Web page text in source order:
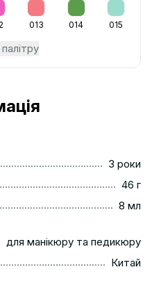
013 014 015
3 роки
46 г
8 мл
для манікюру та педикюру
Китай